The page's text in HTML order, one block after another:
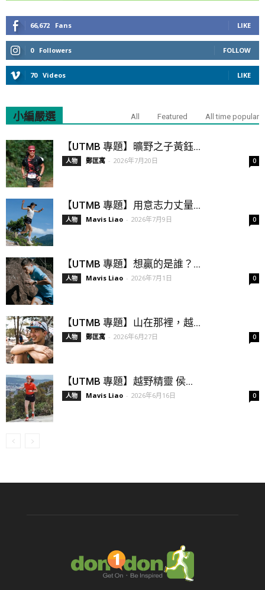
66,672 Fans LIKE
0 Followers FOLLOW
70 Videos LIKE
小編嚴選 All Featured All time popular
【UTMB 專題】曠野之子黃鈺...
人物 鄭匡寓 - 2026年7月20日 0
【UTMB 專題】用意志力丈量...
人物 Mavis Liao - 2026年7月9日 0
【UTMB 專題】想贏的是誰？...
人物 Mavis Liao - 2026年7月1日 0
【UTMB 專題】山在那裡，越...
人物 鄭匡寓 - 2026年6月27日 0
【UTMB 專題】越野精靈 侯...
人物 Mavis Liao - 2026年6月16日 0